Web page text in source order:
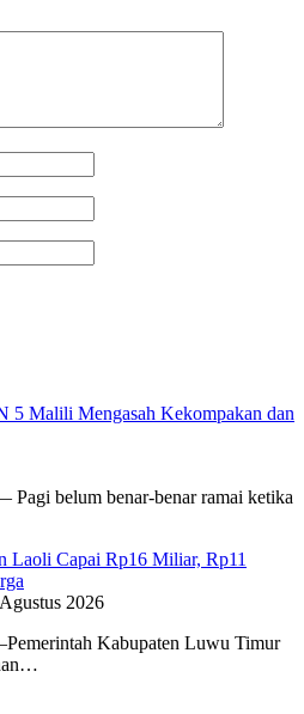
5 Malili Mengasah Kekompakan dan
belum benar-benar ramai ketika
Laoli Capai Rp16 Miliar, Rp11
2026
Kabupaten Luwu Timur